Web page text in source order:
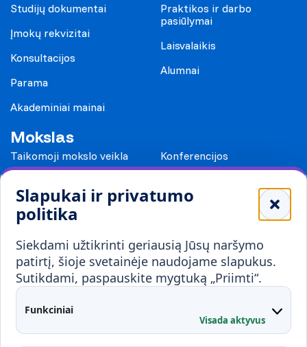
Slapukai ir privatumo
politika
Siekdami užtikrinti geriausią Jūsų naršymo
patirtį, šioje svetainėje naudojame slapukus.
Sutikdami, paspauskite mygtuką „Priimti“.
Funkciniai
Visada aktyvus
Studijų dokumentai
Įmokų rekvizitai
Konsultacijos
Parama
Akademiniai mainai
Praktikos ir darbo
pasiūlymai
Laisvalaikis
Alumnai
Mokslas
Taikomoji mokslo veikla
Konferencijos
Mokykloms
Visuomenei ir verslui
Mokymai ir konsultavimas
Partnerystės
Karjera
Kontaktai
Administracija
Studentų atstovybė